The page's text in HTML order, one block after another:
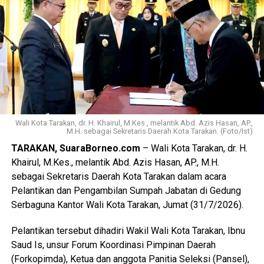
meningkatkan pelayanan dan kesejahteraan masyarakat.
(Adc/Mandu)
Views: 28
Bagikan ke
WhatsApp 0 Facebook 0
Messenger 0 Twitter/X 0
Wali Kota Tarakan, dr. H. Khairul, M.Kes., melantik Abd. Azis Hasan, AP.,
M.H. sebagai Sekretaris Daerah Kota Tarakan. (Foto/Ist)
TARAKAN, SuaraBorneo.com – Wali Kota Tarakan, dr. H.
Khairul, M.Kes., melantik Abd. Azis Hasan, AP., M.H.
sebagai Sekretaris Daerah Kota Tarakan dalam acara
Pelantikan dan Pengambilan Sumpah Jabatan di Gedung
Serbaguna Kantor Wali Kota Tarakan, Jumat (31/7/2026).
Pelantikan tersebut dihadiri Wakil Wali Kota Tarakan, Ibnu
Saud Is, unsur Forum Koordinasi Pimpinan Daerah
(Forkopimda), Ketua dan anggota Panitia Seleksi (Pansel),